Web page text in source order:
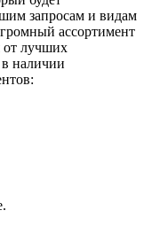
запросам и видам
ассортимент
от лучших
в наличии